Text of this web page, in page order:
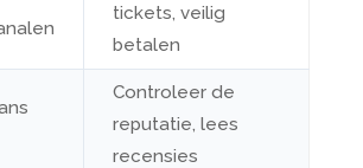
tickets, veilig
betalen
Controleer de
reputatie, lees
recensies